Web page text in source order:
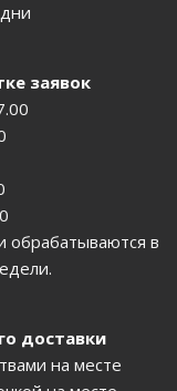
заявок
обрабатываются в
доставки
на месте